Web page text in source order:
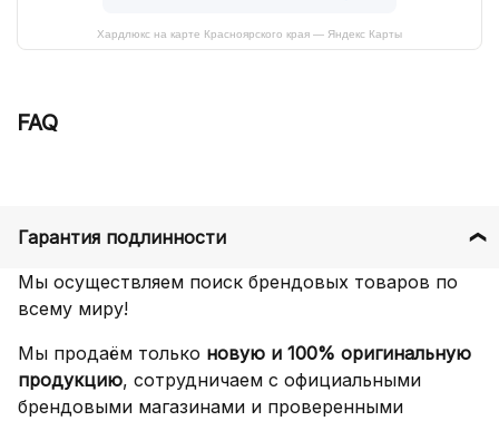
Хардлюкс на карте Красноярского края — Яндекс Карты
FAQ
Гарантия подлинности
Мы осуществляем поиск брендовых товаров по
всему миру!
Мы продаём только новую и 100% оригинальную
продукцию, сотрудничаем с официальными
брендовыми магазинами и проверенными